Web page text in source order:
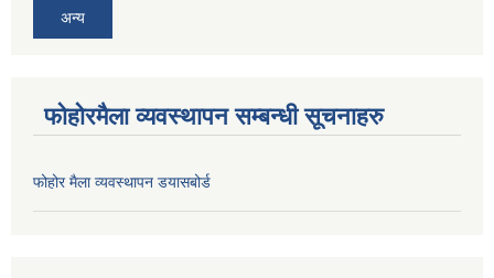
अन्य
फोहोरमैला व्यवस्थापन सम्बन्धी सूचनाहरु
फोहोर मैला व्यवस्थापन डयासबोर्ड